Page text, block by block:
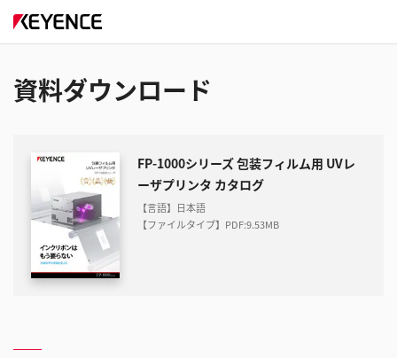
資料ダウンロード
FP-1000シリーズ 包装フィルム用 UVレ
ーザプリンタ カタログ
【言語】日本語
【ファイルタイプ】PDF:9.53MB